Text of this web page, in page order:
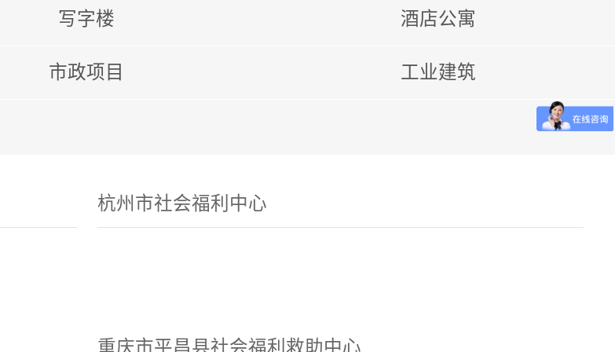
写字楼 酒店公寓
市政项目 工业建筑
杭州市社会福利中心
重庆市平昌县社会福利救助中心